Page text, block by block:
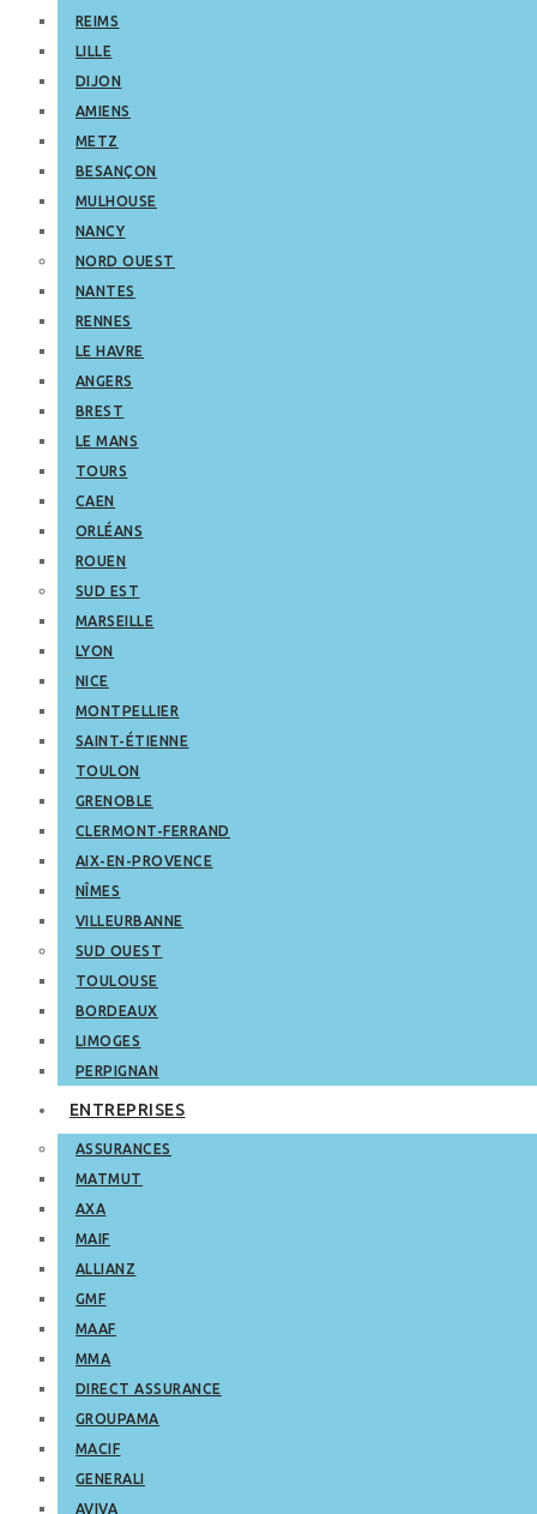
REIMS
LILLE
DIJON
AMIENS
METZ
BESANÇON
MULHOUSE
NANCY
NORD OUEST
NANTES
RENNES
LE HAVRE
ANGERS
BREST
LE MANS
TOURS
CAEN
ORLÉANS
ROUEN
SUD EST
MARSEILLE
LYON
NICE
MONTPELLIER
SAINT-ÉTIENNE
TOULON
GRENOBLE
CLERMONT-FERRAND
AIX-EN-PROVENCE
NÎMES
VILLEURBANNE
SUD OUEST
TOULOUSE
BORDEAUX
LIMOGES
PERPIGNAN
ENTREPRISES
ASSURANCES
MATMUT
AXA
MAIF
ALLIANZ
GMF
MAAF
MMA
DIRECT ASSURANCE
GROUPAMA
MACIF
GENERALI
AVIVA